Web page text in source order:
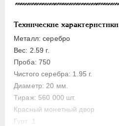
Технические характеристики
Металл: серебро
Вес: 2.59 г.
Проба: 750
Чистого серебра: 1.95 г.
Диаметр: 20 мм.
Тираж: 560 000 шт.
Красный монетный двор
Гурт: 1
Гривенник
Медь
Пробные
Для Пруссии
Ливонезы
Монетовидные
ПЕТР III 1762-1762